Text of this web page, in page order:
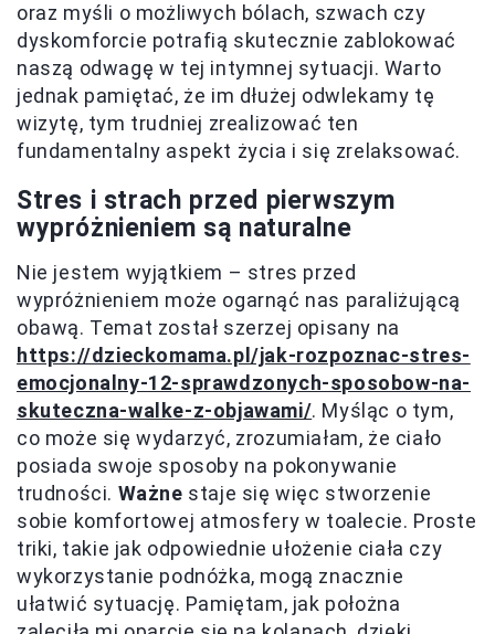
oraz myśli o możliwych bólach, szwach czy
dyskomforcie potrafią skutecznie zablokować
naszą odwagę w tej intymnej sytuacji. Warto
jednak pamiętać, że im dłużej odwlekamy tę
wizytę, tym trudniej zrealizować ten
fundamentalny aspekt życia i się zrelaksować.
Stres i strach przed pierwszym
wypróżnieniem są naturalne
Nie jestem wyjątkiem – stres przed
wypróżnieniem może ogarnąć nas paraliżującą
obawą. Temat został szerzej opisany na
https://dzieckomama.pl/jak-rozpoznac-stres-
emocjonalny-12-sprawdzonych-sposobow-na-
skuteczna-walke-z-objawami/. Myśląc o tym,
co może się wydarzyć, zrozumiałam, że ciało
posiada swoje sposoby na pokonywanie
trudności. Ważne staje się więc stworzenie
sobie komfortowej atmosfery w toalecie. Proste
triki, takie jak odpowiednie ułożenie ciała czy
wykorzystanie podnóżka, mogą znacznie
ułatwić sytuację. Pamiętam, jak położna